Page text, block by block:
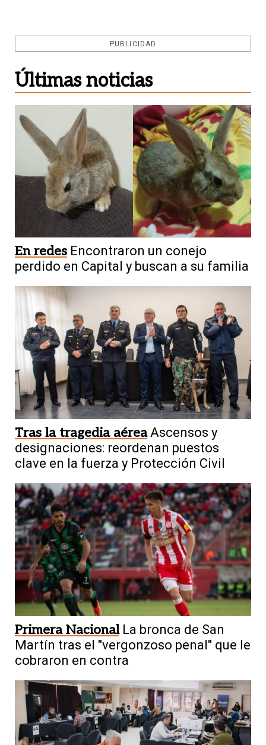
PUBLICIDAD
Últimas noticias
En redes Encontraron un conejo
perdido en Capital y buscan a su familia
Tras la tragedia aérea Ascensos y
designaciones: reordenan puestos
clave en la fuerza y Protección Civil
Primera Nacional La bronca de San
Martín tras el "vergonzoso penal" que le
cobraron en contra